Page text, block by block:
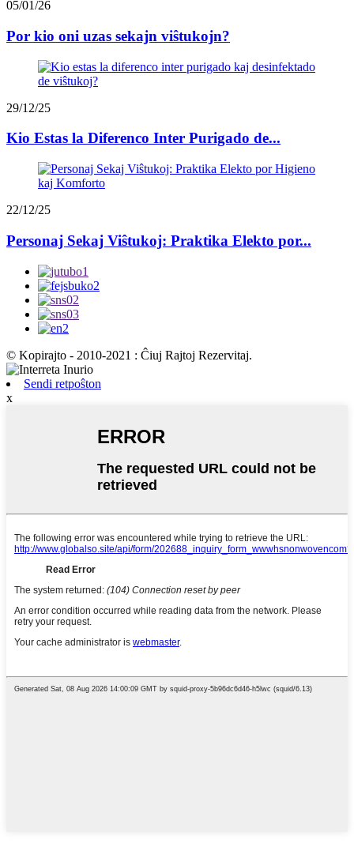
05/01/26
Por kio oni uzas sekajn viŝtukojn?
29/12/25
Kio Estas la Diferenco Inter Purigado de...
22/12/25
Personaj Sekaj Viŝtukoj: Praktika Elekto por...
© Kopirajto - 2010-2021 : Ĉiuj Rajtoj Rezervitaj.
Sendi retpoŝton
x